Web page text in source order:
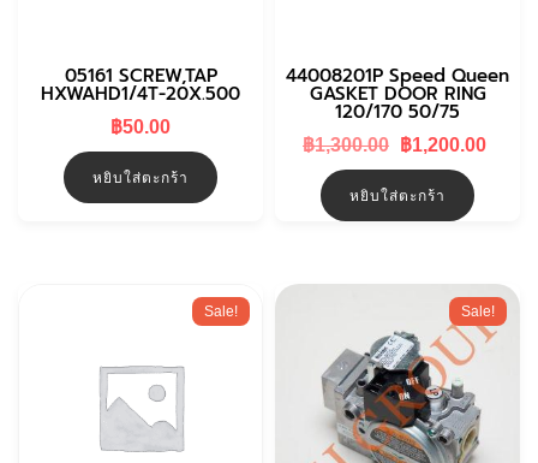
05161 SCREW,TAP
HXWAHD1/4T-20X.500
฿50.00
หยิบใส่ตะกร้า
44008201P Speed Queen
GASKET DOOR RING
120/170 50/75
฿1,300.00 Original
฿1,300.00.
฿1,200.00
หยิบใส่ตะกร้า
Sale! Sale!